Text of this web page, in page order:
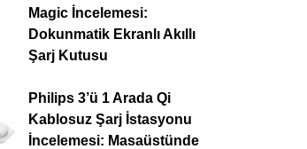
Magic İncelemesi:
Dokunmatik Ekranlı Akıllı
Şarj Kutusu
Philips 3’ü 1 Arada Qi
Kablosuz Şarj İstasyonu
İncelemesi: Masaüstünde